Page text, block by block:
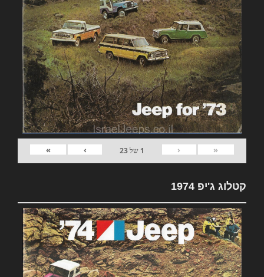
«
‹
1 של23
›
»
קטלוג ג'יפ 1974